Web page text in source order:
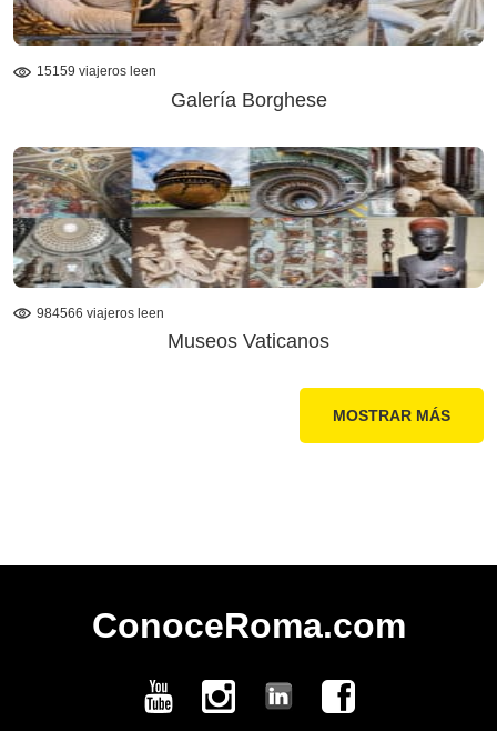
15159 viajeros leen
Galería Borghese
984566 viajeros leen
Museos Vaticanos
MOSTRAR MÁS
СonoceRoma.com